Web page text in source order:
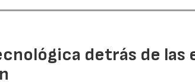
detrás de las